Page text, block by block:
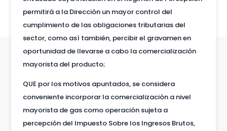
permitirá a la Dirección un mayor control del
cumplimiento de las obligaciones tributarias del
sector, como así también, percibir el gravamen en
oportunidad de llevarse a cabo la comercialización
mayorista del producto;
QUE por los motivos apuntados, se considera
conveniente incorporar la comercialización a nivel
mayorista de gas como operación sujeta a
percepción del Impuesto Sobre los Ingresos Brutos,